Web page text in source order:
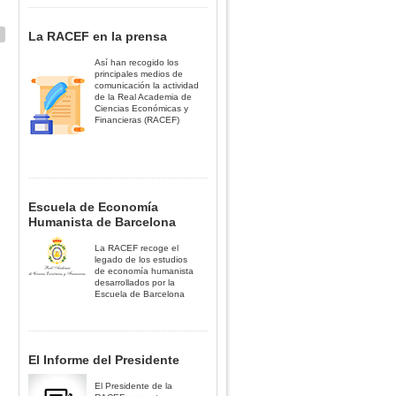
La RACEF en la prensa
Así han recogido los
principales medios de
comunicación la actividad
de la Real Academia de
Ciencias Económicas y
Financieras (RACEF)
Escuela de Economía
Humanista de Barcelona
La RACEF recoge el
legado de los estudios
de economía humanista
desarrollados por la
Escuela de Barcelona
El Informe del Presidente
El Presidente de la